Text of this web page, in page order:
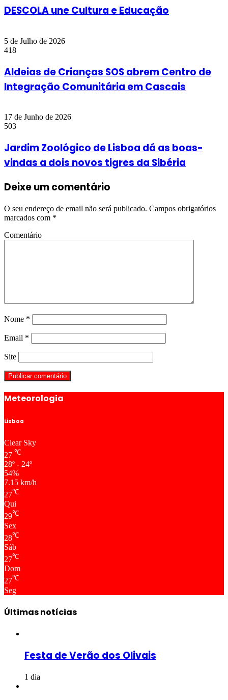
DESCOLA une Cultura e Educação
5 de Julho de 2026
418
Aldeias de Crianças SOS abrem Centro de
Integração Comunitária em Cascais
17 de Junho de 2026
503
Jardim Zoológico de Lisboa dá as boas-
vindas a dois novos tigres da Sibéria
Deixe um comentário
O seu endereço de email não será publicado. Campos obrigatórios
marcados com *
Comentário
Nome *
Email *
Site
Meteorologia
Lisboa
Clear Sky
27 ℃
28º - 24º
54%
7.15 km/h
27℃
Qui
29℃
Sex
28℃
Sáb
27℃
Dom
27℃
Seg
Últimas notícias
Festa de Verão dos Olivais
1 dia